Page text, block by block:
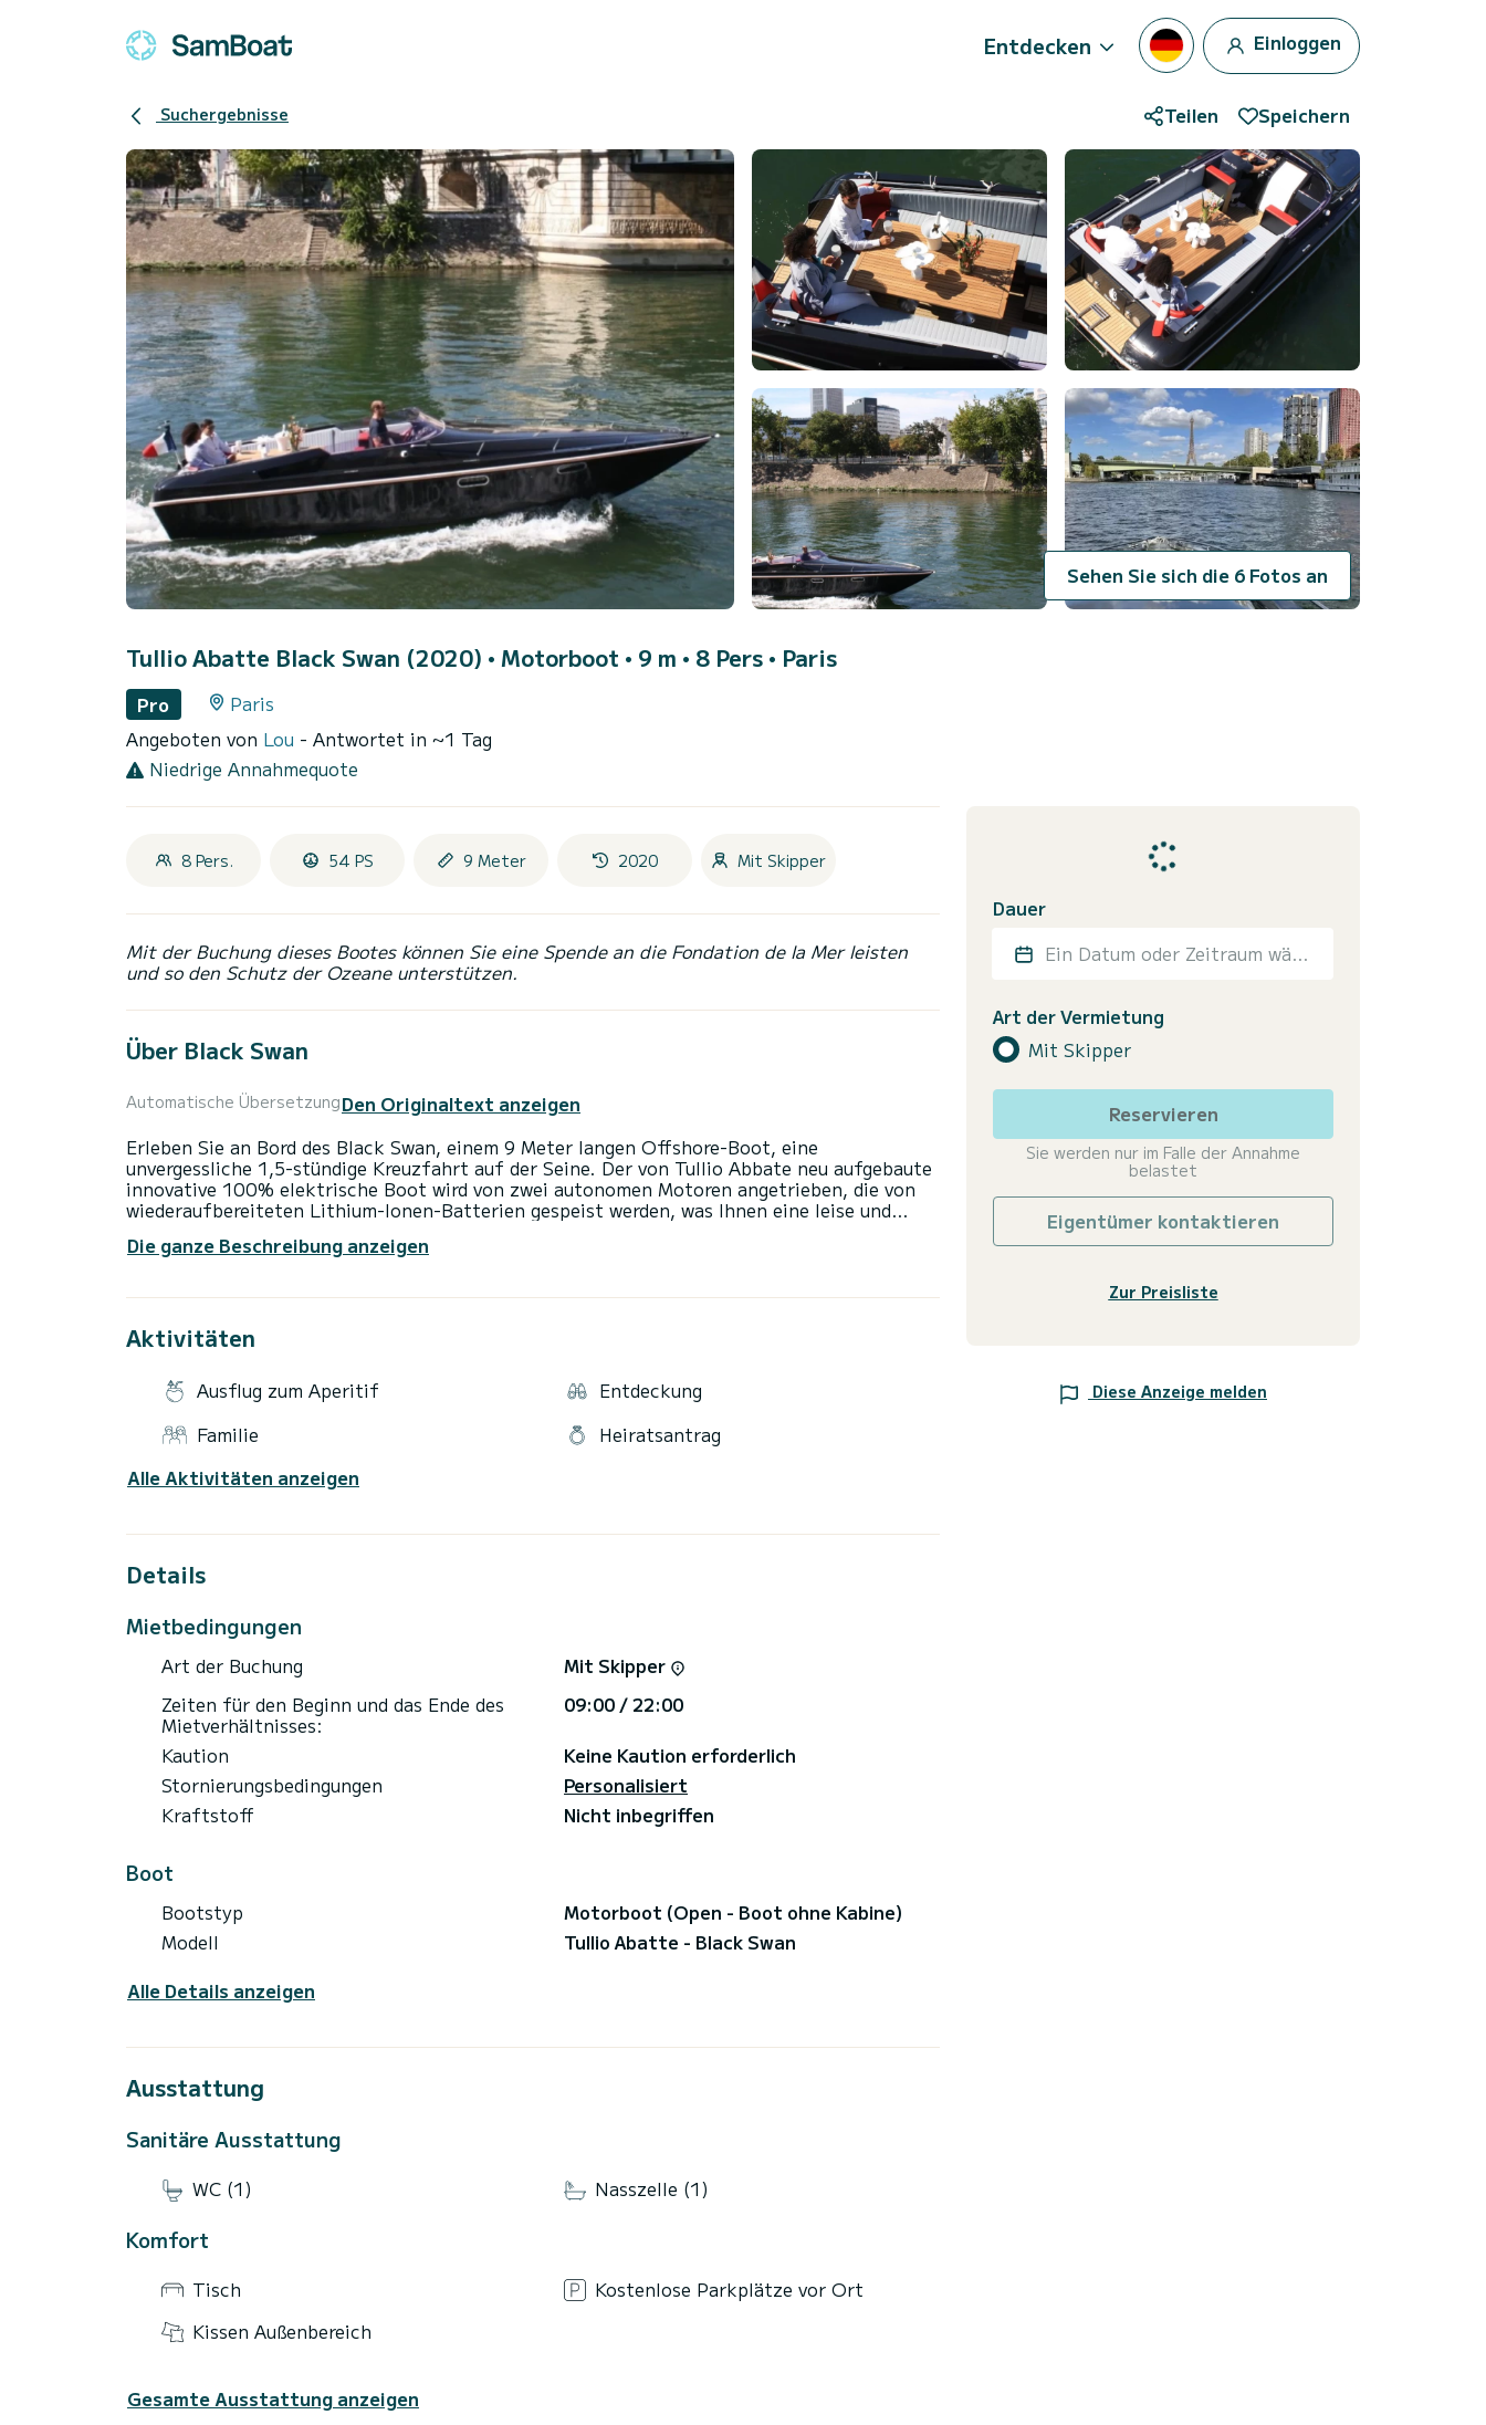
Entdecken Einloggen
Suchergebnisse Teilen Speichern
Sehen Sie sich die 6 Fotos an
Tullio Abatte Black Swan (2020) • Motorboot • 9 m • 8 Pers • Paris
Pro
Paris
Angeboten von Lou - Antwortet in ~1 Tag
Niedrige Annahmequote
8 Pers. 54 PS 9 Meter 2020 Mit Skipper
Mit der Buchung dieses Bootes können Sie eine Spende an die Fondation de la Mer leisten
und so den Schutz der Ozeane unterstützen.
Über Black Swan
Automatische ÜbersetzungDen Originaltext anzeigen
Erleben Sie an Bord des Black Swan, einem 9 Meter langen Offshore-Boot, eine
unvergessliche 1,5-stündige Kreuzfahrt auf der Seine. Der von Tullio Abbate neu aufgebaute
innovative 100% elektrische Boot wird von zwei autonomen Motoren angetrieben, die von
wiederaufbereiteten Lithium-Ionen-Batterien gespeist werden, was Ihnen eine leise und
durch Paris führen, in Begleitung eines erfahrenen Kapitäns. Genießen Sie einen
Eiffelturm, Notre-Dame oder den Louvre, während Sie eine Flasche Champagner genießen, die
Ob Sie Ihre besten Kunden beeindrucken, ein besonderes Ereignis feiern oder einfach eine
originelle und intime Kreuzfahrt auf der Seine genießen möchten, der Black Swan garantiert
einen unvergleichlichen Moment, der Komfort und Eleganz vereint.
Erleben Sie das magische Erlebnis der Olympischen Spiele 2024 an Bord eines Bootes, das
Die ganze Beschreibung anzeigen
Aktivitäten
Ausflug zum Aperitif
Entdeckung
Familie
Heiratsantrag
Alle Aktivitäten anzeigen
Details
Mietbedingungen
Art der Buchung
Mit Skipper
Zeiten für den Beginn und das Ende des
Mietverhältnisses:
09:00 / 22:00
Kaution
Keine Kaution erforderlich
Stornierungsbedingungen
Personalisiert
Kraftstoff
Nicht inbegriffen
Boot
Bootstyp
Motorboot (Open - Boot ohne Kabine)
Modell
Tullio Abatte - Black Swan
Alle Details anzeigen
Ausstattung
Sanitäre Ausstattung
WC (1) Nasszelle (1)
Komfort
Tisch
Kostenlose Parkplätze vor Ort
Kissen Außenbereich
Gesamte Ausstattung anzeigen
Dauer
Ein Datum oder Zeitraum wählen
Art der Vermietung
Mit Skipper
Reservieren
Sie werden nur im Falle der Annahme
belastet
Eigentümer kontaktieren
Zur Preisliste
Diese Anzeige melden